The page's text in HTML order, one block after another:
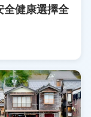
全健康選擇全